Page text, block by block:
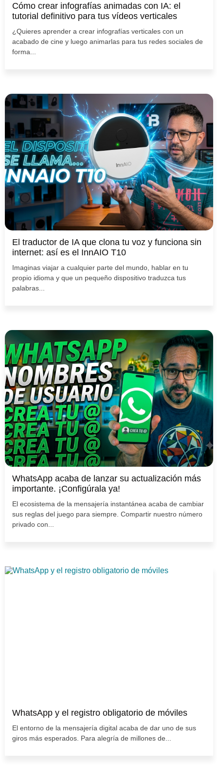
Cómo crear infografías animadas con IA: el
tutorial definitivo para tus vídeos verticales
¿Quieres aprender a crear infografías verticales con un
acabado de cine y luego animarlas para tus redes sociales de
forma...
El traductor de IA que clona tu voz y funciona sin
internet: así es el InnAIO T10
Imaginas viajar a cualquier parte del mundo, hablar en tu
propio idioma y que un pequeño dispositivo traduzca tus
palabras...
WhatsApp acaba de lanzar su actualización más
importante. ¡Configúrala ya!
El ecosistema de la mensajería instantánea acaba de cambiar
sus reglas del juego para siempre. Compartir nuestro número
privado con...
WhatsApp y el registro obligatorio de móviles
El entorno de la mensajería digital acaba de dar uno de sus
giros más esperados. Para alegría de millones de...